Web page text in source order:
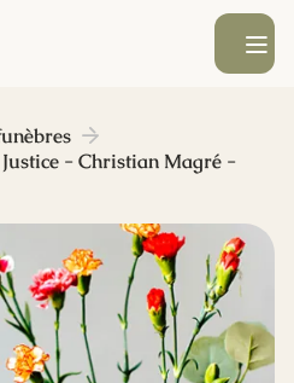
Ouvrir le
Justice - Christian Magré -